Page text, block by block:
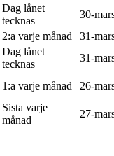
Dag lånet
tecknas
30-
2:a varje månad 31-
Dag lånet
tecknas
31-
1:a varje månad 26-
Sista varje
månad
27-